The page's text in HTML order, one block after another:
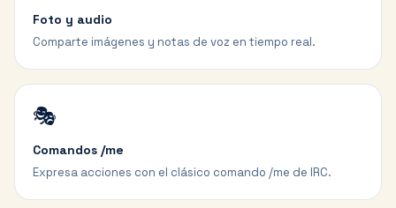
Foto y audio
Comparte imágenes y notas de voz en tiempo real.
🎭
Comandos /me
Expresa acciones con el clásico comando /me de IRC.